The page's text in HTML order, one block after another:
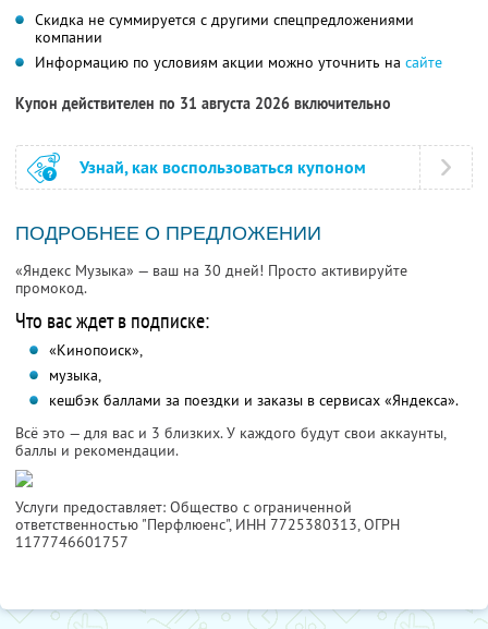
Скидка не суммируется с другими спецпредложениями
компании
Информацию по условиям акции можно уточнить на сайте
Купон действителен по 31 августа 2026 включительно
Узнай, как воспользоваться купоном
ПОДРОБНЕЕ О ПРЕДЛОЖЕНИИ
«Яндекс Музыка» — ваш на 30 дней! Просто активируйте
промокод.
Что вас ждет в подписке:
«Кинопоиск»,
музыка,
кешбэк баллами за поездки и заказы в сервисах «Яндекса».
Всё это — для вас и 3 близких. У каждого будут свои аккаунты,
баллы и рекомендации.
Услуги предоставляет: Общество с ограниченной
ответственностью "Перфлюенс", ИНН 7725380313, ОГРН
1177746601757